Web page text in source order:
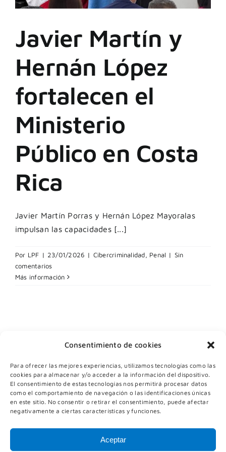
Consentimiento de cookies
Para ofrecer las mejores experiencias, utilizamos tecnologías como las
cookies para almacenar y/o acceder a la información del dispositivo.
El consentimiento de estas tecnologías nos permitirá procesar datos
como el comportamiento de navegación o las identificaciones únicas
en este sitio. No consentir o retirar el consentimiento, puede afectar
negativamente a ciertas características y funciones.
Aceptar
Javier Martín y
Hernán López
fortalecen el
Ministerio
Público en Costa
Rica
Javier Martín Porras y Hernán López Mayoralas
impulsan las capacidades [...]
Por LPF | 23/01/2026 | Cibercriminalidad Penal | Sin
comentarios
Más información
Política de Privacidad|Aviso Legal